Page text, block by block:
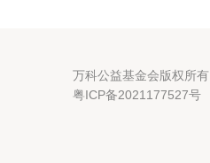
万科公益基金会版权所有
粤ICP备2021177527号